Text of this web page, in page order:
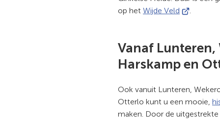
op het Wijde Veld (Verwijst
externe
website)
.
Vanaf Lunteren,
Harskamp en
Ook vanuit Lunteren,
Otterlo kunt u een mooie,
maken. Door de